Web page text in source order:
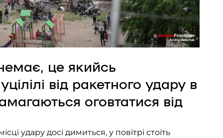
це якийсь
від ракетного удару в
оговтатися від
удару досі димиться, у повітрі стоїть